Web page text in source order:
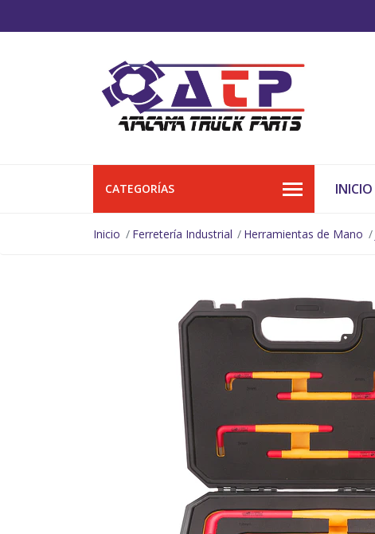
CATEGORÍAS INICIO
Inicio Ferretería Industrial Herramientas de Mano